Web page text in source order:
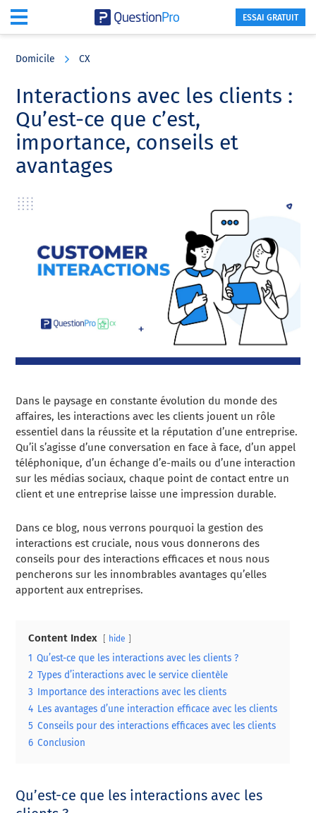
content
sidebar
ESSAI GRATUIT
Domicile CX
Interactions avec les clients :
Qu’est-ce que c’est,
importance, conseils et
avantages
Dans le paysage en constante évolution du monde des
affaires, les interactions avec les clients jouent un rôle
essentiel dans la réussite et la réputation d’une entreprise.
Qu’il s’agisse d’une conversation en face à face, d’un appel
téléphonique, d’un échange d’e-mails ou d’une interaction
sur les médias sociaux, chaque point de contact entre un
client et une entreprise laisse une impression durable.
Dans ce blog, nous verrons pourquoi la gestion des
interactions est cruciale, nous vous donnerons des
conseils pour des interactions efficaces et nous nous
pencherons sur les innombrables avantages qu’elles
apportent aux entreprises.
Content Index hide
1 Qu’est-ce que les interactions avec les clients ?
2 Types d’interactions avec le service clientèle
3 Importance des interactions avec les clients
4 Les avantages d’une interaction efficace avec les clients
5 Conseils pour des interactions efficaces avec les clients
6 Conclusion
Qu’est-ce que les interactions avec les